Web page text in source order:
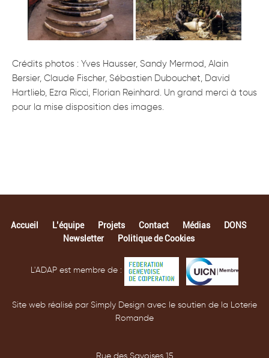
Crédits photos : Yves Hausser, Sandy Mermod, Alain
Bersier, Claude Fischer, Sébastien Dubouchet, David
Hartlieb, Ezra Ricci, Florian Reinhard. Un grand merci à tous
pour la mise disposition des images.
Accueil L’équipe Projets Contact Médias
DONS
Newsletter
Politique de Cookies
L'ADAP est membre de :
Site web réalisé par Simply Design avec le soutien de la Loterie
Romande
Rue des Savoises 15